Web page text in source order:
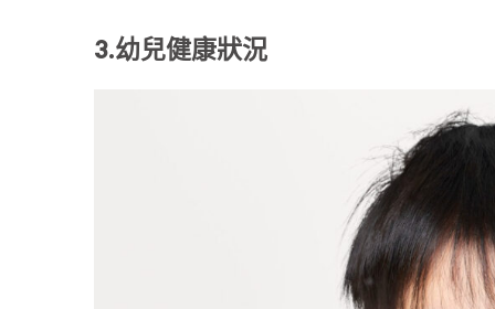
3.幼兒健康狀況